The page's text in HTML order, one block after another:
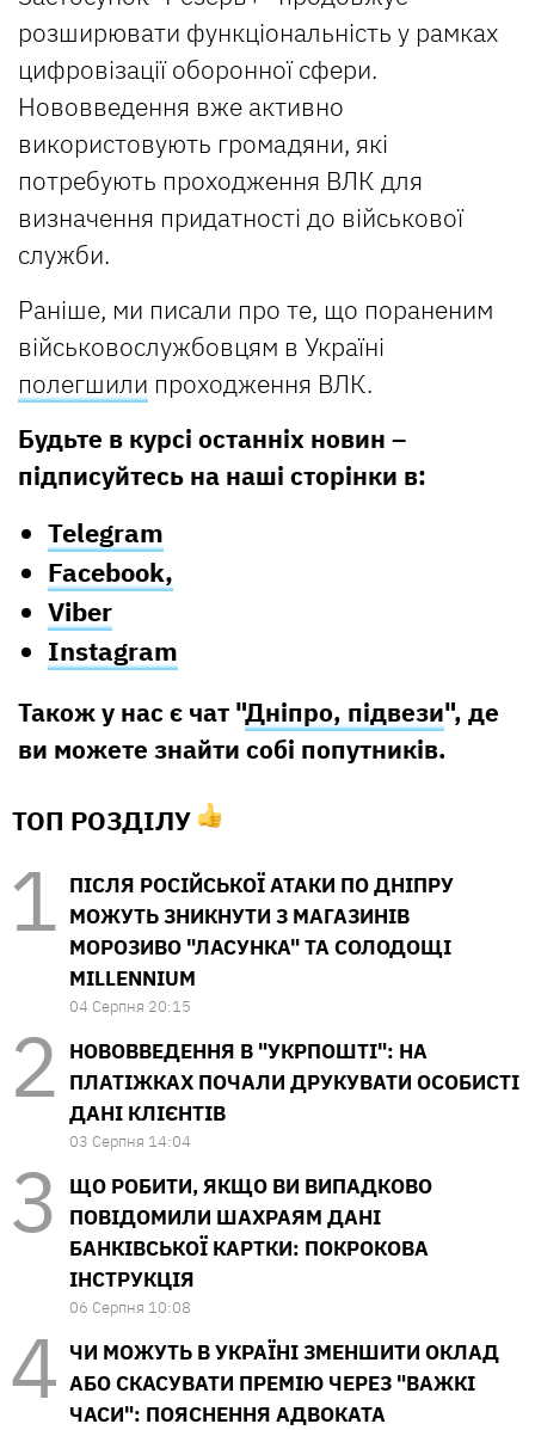
розширювати функціональність у рамках
цифровізації оборонної сфери.
Нововведення вже активно
використовують громадяни, які
потребують проходження ВЛК для
визначення придатності до військової
служби.
Раніше, ми писали про те, що пораненим
військовослужбовцям в Україні
полегшили проходження ВЛК.
Будьте в курсі останніх новин –
підписуйтесь на наші сторінки в:
Telegram
Facebook,
Viber
Instagram
Також у нас є чат "Дніпро, підвези", де
ви можете знайти собі попутників.
ТОП РОЗДІЛУ
ПІСЛЯ РОСІЙСЬКОЇ АТАКИ ПО ДНІПРУ
МОЖУТЬ ЗНИКНУТИ З МАГАЗИНІВ
МОРОЗИВО "ЛАСУНКА" ТА СОЛОДОЩІ
MILLENNIUM
04 Серпня 20:15
НОВОВВЕДЕННЯ В "УКРПОШТІ": НА
ПЛАТІЖКАХ ПОЧАЛИ ДРУКУВАТИ ОСОБИСТІ
ДАНІ КЛІЄНТІВ
03 Серпня 14:04
ЩО РОБИТИ, ЯКЩО ВИ ВИПАДКОВО
ПОВІДОМИЛИ ШАХРАЯМ ДАНІ
БАНКІВСЬКОЇ КАРТКИ: ПОКРОКОВА
ІНСТРУКЦІЯ
06 Серпня 10:08
ЧИ МОЖУТЬ В УКРАЇНІ ЗМЕНШИТИ ОКЛАД
АБО СКАСУВАТИ ПРЕМІЮ ЧЕРЕЗ "ВАЖКІ
ЧАСИ": ПОЯСНЕННЯ АДВОКАТА